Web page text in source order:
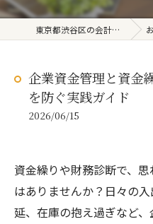
東京都渋谷区の会計事務所ならファクト会計事務所 お役立ち情報
企業資金管理と資金
を防ぐ実践ガイド
2026/06/15
資金繰りや財務診断で、
はありませんか？日々の
延、在庫の抱え過ぎなど